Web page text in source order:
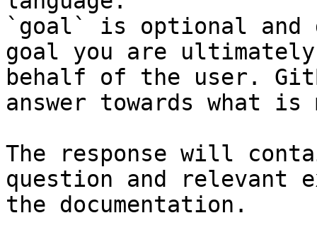
`goal` is optional and
goal you are
behalf of the user.
answer towards what
The response will
question and relevant
the documentation.